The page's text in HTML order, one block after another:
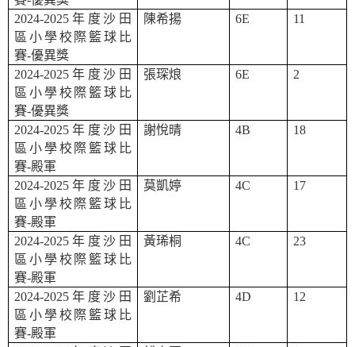
2024-2025 年度沙田
區小學校際籃球比
賽-優異獎
陳希揚 6E 11
2024-2025 年度沙田
區小學校際籃球比
賽-優異獎
張琛烺 6E 2
2024-2025 年度沙田
區小學校際籃球比
賽-殿軍
謝悅晴 4B 18
2024-2025 年度沙田
區小學校際籃球比
賽-殿軍
莫凱婷 4C 17
2024-2025 年度沙田
區小學校際籃球比
賽-殿軍
黃琋桐 4C 23
2024-2025 年度沙田
區小學校際籃球比
賽-殿軍
劉芷希 4D 12